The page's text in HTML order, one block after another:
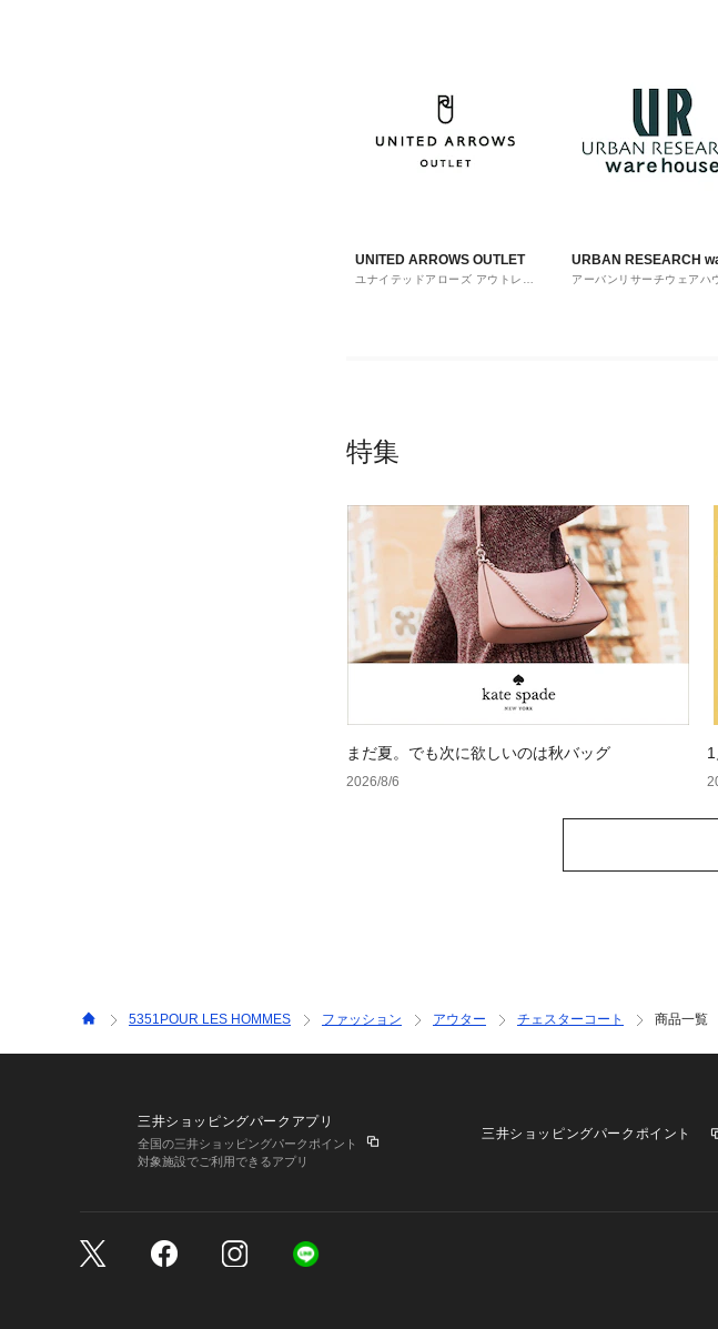
UNITED ARROWS OUTLET
ユナイテッドアローズ アウトレッ
URBAN RESEARCH
house
アーバンリサーチウェアハ
特集
まだ夏。でも次に欲しいのは秋バッグ
2026/8/6
5351POUR LES HOMMES ファッション アウター チェスターコート 商品一覧
三井ショッピングパークアプリ
全国の三井ショッピングパークポイント
対象施設でご利用できるアプリ
三井ショッピングパークポイント